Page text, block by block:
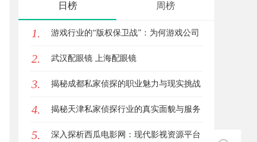
日榜 周榜
1. 游戏行业的“版权保卫战”：为何游戏公司
离不开版权律师
2. 武汉配眼镜 上海配眼镜
3. 揭秘成都私家侦探的职业魅力与现实挑战
4. 揭秘天津私家侦探行业的真实面貌与服务
优势
5. 深入探析西瓜电影网：现代影视资源平台